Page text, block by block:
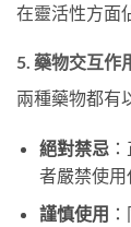
在靈活性方面
5. 藥物交互
兩種藥物都有
絕對禁忌：
者嚴禁使用
謹慎使用